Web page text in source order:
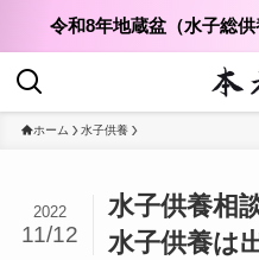
令和8年地蔵盆（水子総
ホーム 水子供養
水子供養相
水子供養は
2022
11/12